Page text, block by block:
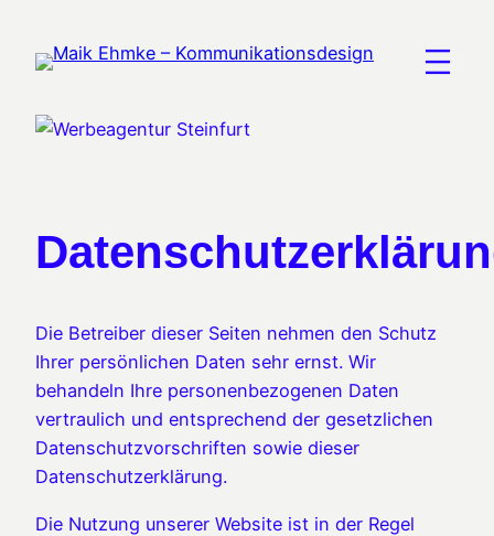
Inhalt
Die Betreiber dieser Seiten nehmen den Schutz
Ihrer persönlichen Daten sehr ernst. Wir
behandeln Ihre personenbezogenen Daten
vertraulich und entsprechend der gesetzlichen
Datenschutzvorschriften sowie dieser
Datenschutzerklärung.
Die Nutzung unserer Website ist in der Regel